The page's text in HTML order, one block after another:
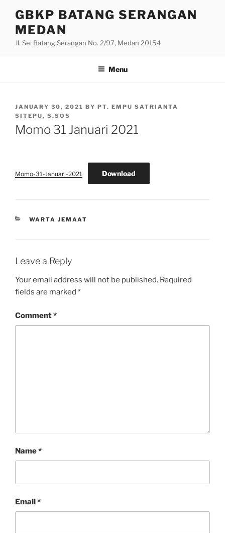
content
GBKP BATANG SERANGAN
MEDAN
Jl. Sei Batang Serangan No. 2/97, Medan 20154
Menu
POSTED
ON
JANUARY 30, 2021 BY PT. EMPU SATRIANTA
SITEPU, S.SOS
Momo 31 Januari 2021
Momo-31-Januari-2021 Download
CATEGORIES
WARTA JEMAAT
Leave a Reply
Your email address will not be published. Required
fields are marked *
Comment*
Name*
Email*